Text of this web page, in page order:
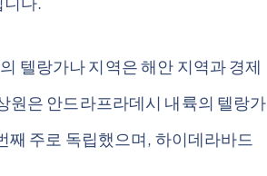
텔랑가나 지역은 해안 지역과 경제
원은 안드라프라데시 내륙의 텔랑가
주로 독립했으며, 하이데라바드